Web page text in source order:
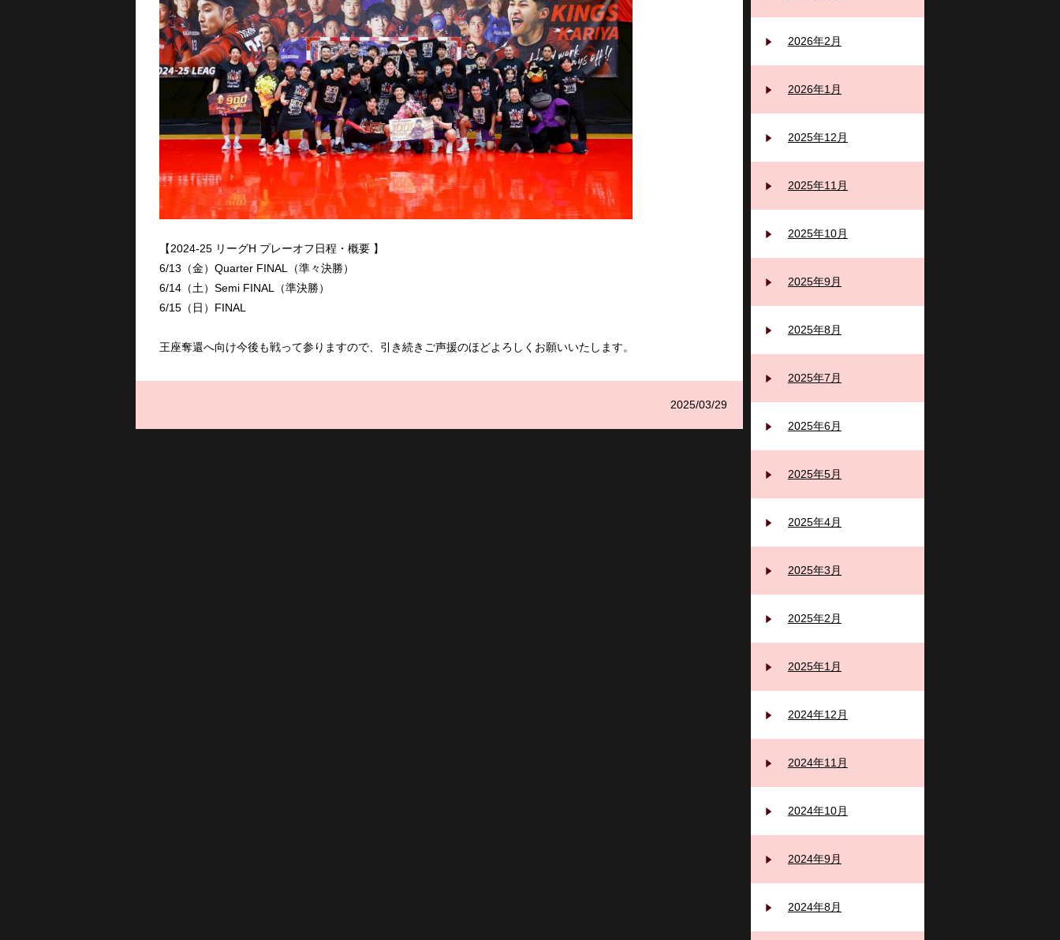
【2024-25 リーグH プレーオフ日程・ 概要 】
6/13（金）Quarter FINAL（準々決勝）
6/14（土）Semi FINAL（準決勝）
6/15（日）FINAL
王座奪還へ向け今後も戦って参りますので、引き続きご声援のほどよろしくお願いいたします。
2025/03/29
2026年2月
2026年1月
2025年12月
2025年11月
2025年10月
2025年9月
2025年8月
2025年7月
2025年6月
2025年5月
2025年4月
2025年3月
2025年2月
2025年1月
2024年12月
2024年11月
2024年10月
2024年9月
2024年8月